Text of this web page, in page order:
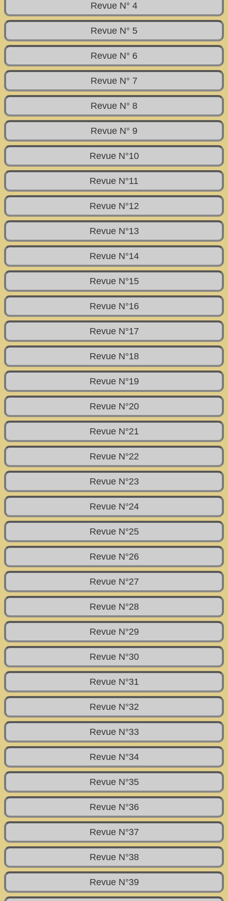
Revue N° 4
Revue N° 5
Revue N° 6
Revue N° 7
Revue N° 8
Revue N° 9
Revue N°10
Revue N°11
Revue N°12
Revue N°13
Revue N°14
Revue N°15
Revue N°16
Revue N°17
Revue N°18
Revue N°19
Revue N°20
Revue N°21
Revue N°22
Revue N°23
Revue N°24
Revue N°25
Revue N°26
Revue N°27
Revue N°28
Revue N°29
Revue N°30
Revue N°31
Revue N°32
Revue N°33
Revue N°34
Revue N°35
Revue N°36
Revue N°37
Revue N°38
Revue N°39